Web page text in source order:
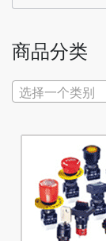
索：
商品分类
选择一个类别